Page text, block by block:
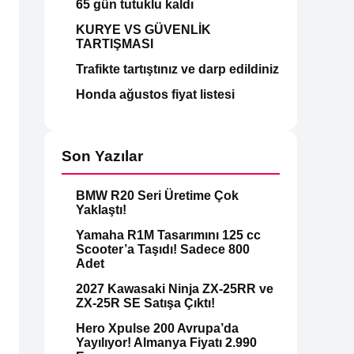
65 gün tutuklu kaldı
KURYE VS GÜVENLİK
TARTIŞMASI
Trafikte tartıştınız ve darp edildiniz
Honda ağustos fiyat listesi
Son Yazılar
BMW R20 Seri Üretime Çok
Yaklaştı!
Yamaha R1M Tasarımını 125 cc
Scooter’a Taşıdı! Sadece 800
Adet
2027 Kawasaki Ninja ZX-25RR ve
ZX-25R SE Satışa Çıktı!
Hero Xpulse 200 Avrupa’da
Yayılıyor! Almanya Fiyatı 2.990